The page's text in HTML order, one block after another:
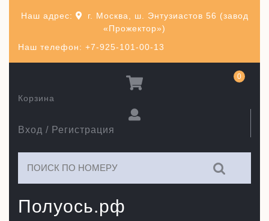
Наш телефон: +7-925-101-00-13
Наш адрес:
г. Москва, ш. Энтузиастов 56 (завод
«Прожектор»)
Полуось.рф
Вход / Регистрация
Корзина
0